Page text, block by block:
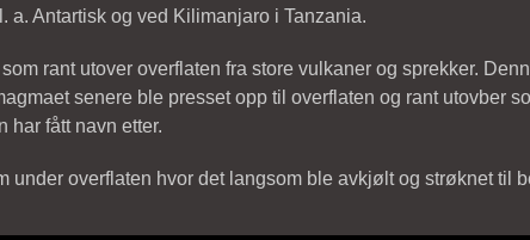
a. Antartisk og ved Kilimanjaro i Tanzania.
rant utover overflaten fra store vulkaner og sprekker.
senere ble presset opp til overflaten og rant utovber
har fått navn etter.
overflaten hvor det langsom ble avkjølt og strøknet til